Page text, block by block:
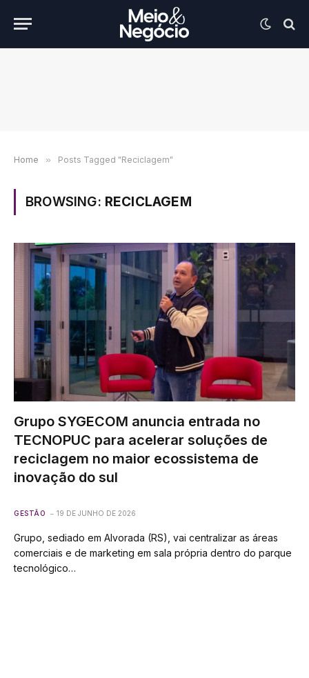
Home » Posts Tagged "Reciclagem"
BROWSING: RECICLAGEM
Grupo SYGECOM anuncia entrada no
TECNOPUC para acelerar soluções de
reciclagem no maior ecossistema de
inovação do sul
GESTÃO 19 DE JUNHO DE 2026
Grupo, sediado em Alvorada (RS), vai centralizar as áreas
comerciais e de marketing em sala própria dentro do parque
tecnológico…